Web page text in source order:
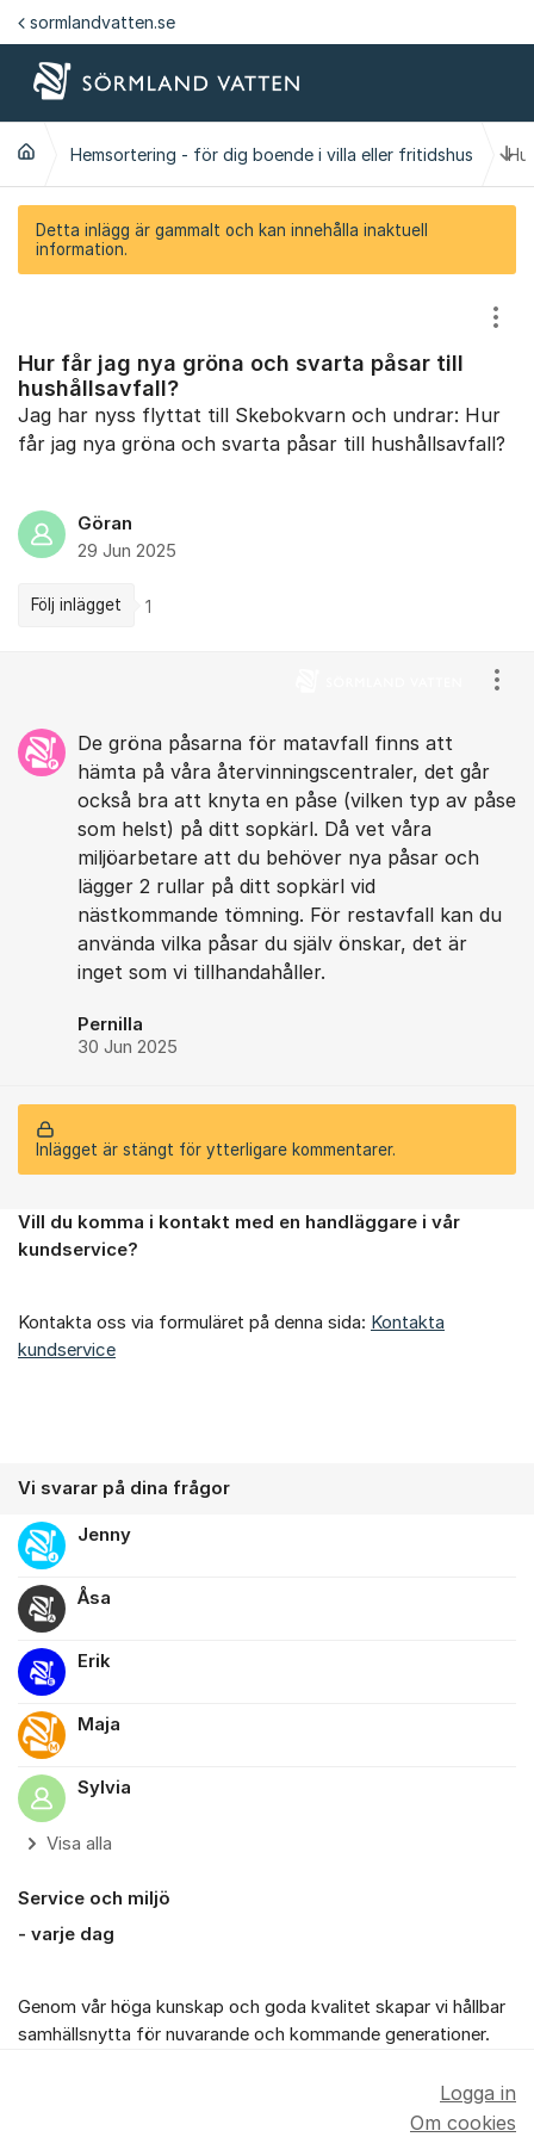
Hoppa till innehåll
sormlandvatten.se
Hemsortering - för dig boende i villa eller fritidshus
Detta inlägg är gammalt och kan innehålla inaktuell
information.
Hur får jag nya gröna och svarta påsar till
hushållsavfall?
Jag har nyss flyttat till Skebokvarn och undrar: Hur
får jag nya gröna och svarta påsar till hushållsavfall?
Göran
29 Jun 2025
Följ inlägget 1
De gröna påsarna för matavfall finns att
hämta på våra återvinningscentraler, det går
också bra att knyta en påse (vilken typ av påse
som helst) på ditt sopkärl. Då vet våra
miljöarbetare att du behöver nya påsar och
lägger 2 rullar på ditt sopkärl vid
nästkommande tömning. För restavfall kan du
använda vilka påsar du själv önskar, det är
inget som vi tillhandahåller.
Pernilla
30 Jun 2025
Inlägget är stängt för ytterligare kommentarer.
Om forumet
Vill du komma i kontakt med en handläggare i vår
kundservice?
Kontakta oss via formuläret på denna sida: Kontakta
kundservice
Vi svarar på dina frågor
Jenny
Åsa
Erik
Maja
Sylvia
Visa alla
Service och miljö
- varje dag
Genom vår höga kunskap och goda kvalitet skapar vi hållbar
samhällsnytta för nuvarande och kommande generationer.
Logga in
Om cookies